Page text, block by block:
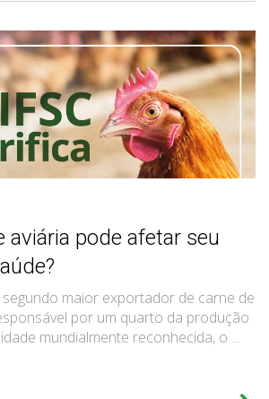
aviária pode afetar seu
maior exportador de carne de
por um quarto da produção
mundialmente reconhecida, o ...